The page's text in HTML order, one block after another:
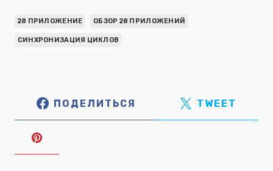
28 ПРИЛОЖЕНИЕ ОБЗОР 28 ПРИЛОЖЕНИЙ
СИНХРОНИЗАЦИЯ ЦИКЛОВ
ПОДЕЛИТЬСЯ TWEET